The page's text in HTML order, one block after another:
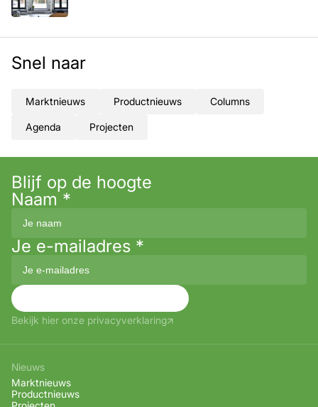
Snel naar
Marktnieuws Productnieuws Columns
Agenda Projecten
Blijf op de hoogte
Naam *
Je e-mailadres *
Bekijk hier onze privacyverklaring
Nieuws
Marktnieuws
Productnieuws